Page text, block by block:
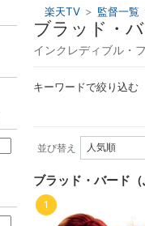
楽天TV > 監督一覧
ブラッド・
インクレディブル・
キーワードで絞り込む
並び替え
ブラッド・バード
1